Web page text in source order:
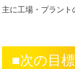
主に工場・プラン
■次の目標